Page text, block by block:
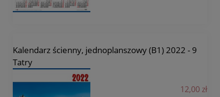
Kalendarz ścienny, jednoplanszowy (B1) 2022 - 9
Tatry
12,00 zł